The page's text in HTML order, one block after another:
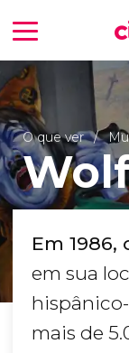
O que ver
Em
em sua
mais de